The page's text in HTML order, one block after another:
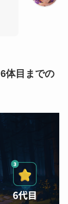
体目までの